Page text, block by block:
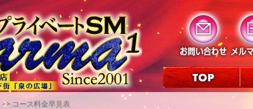
>> コース料金早見表